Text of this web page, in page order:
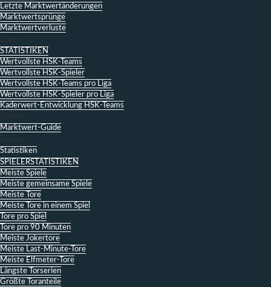
Letzte Marktwertänderungen
Marktwertsprünge
Marktwertverluste
Zurück
STATISTIKEN
Wertvollste HSK-Teams
Wertvollste HSK-Spieler
Wertvollste HSK-Teams pro Liga
Wertvollste HSK-Spieler pro Liga
Kaderwert-Entwicklung HSK-Teams
Zurück
Marktwert-Guide
Zurück
Statistiken
SPIELERSTATISTIKEN
Meiste Spiele
Meiste gemeinsame Spiele
Meiste Tore
Meiste Tore in einem Spiel
Tore pro Spiel
Tore pro 90 Minuten
Meiste Jokertore
Meiste Last-Minute-Tore
Meiste Elfmeter-Tore
Längste Torserien
Größte Toranteile